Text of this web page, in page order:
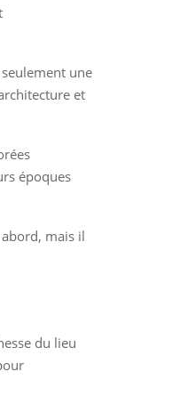
une
et
époques
mais il
du lieu